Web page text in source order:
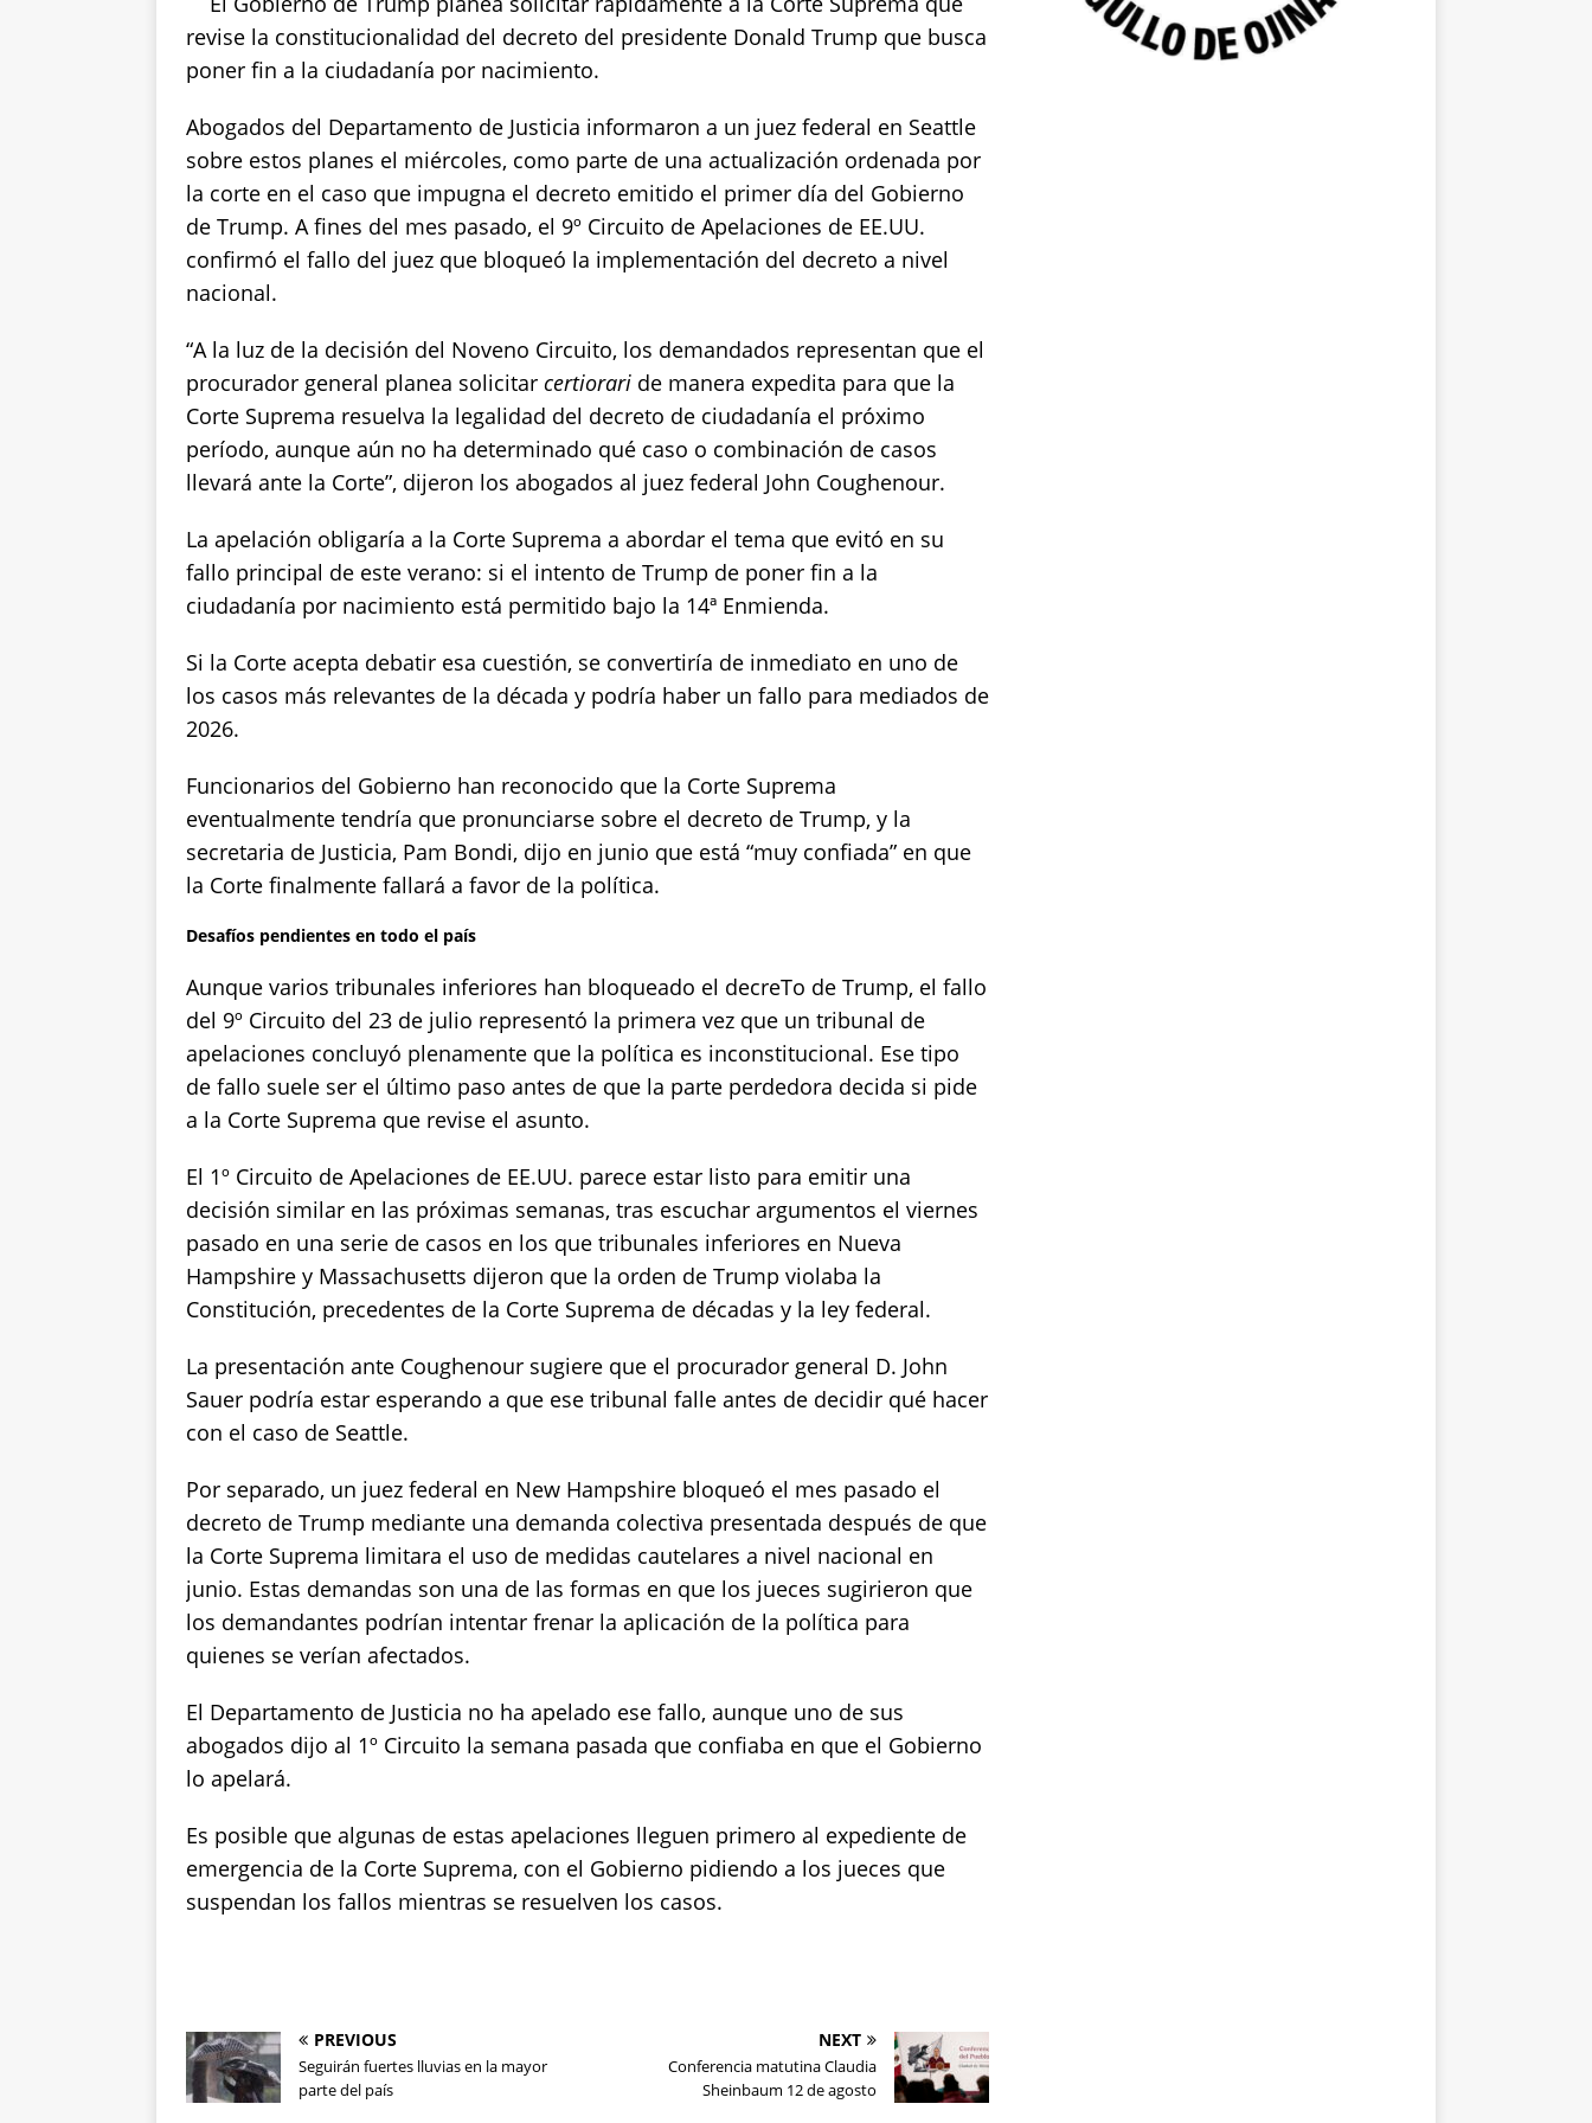
A
p
p
b
o
o
k
r Li
n
k
revise la constitucionalidad del decreto del presidente Donald Trump que busca
poner fin a la ciudadanía por nacimiento.
Abogados del Departamento de Justicia informaron a un juez federal en Seattle
sobre estos planes el miércoles, como parte de una actualización ordenada por
la corte en el caso que impugna el decreto emitido el primer día del Gobierno
de Trump. A fines del mes pasado, el 9º Circuito de Apelaciones de EE.UU.
confirmó el fallo del juez que bloqueó la implementación del decreto a nivel
nacional.
“A la luz de la decisión del Noveno Circuito, los demandados representan que el
procurador general planea solicitar certiorari de manera expedita para que la
Corte Suprema resuelva la legalidad del decreto de ciudadanía el próximo
período, aunque aún no ha determinado qué caso o combinación de casos
llevará ante la Corte”, dijeron los abogados al juez federal John Coughenour.
La apelación obligaría a la Corte Suprema a abordar el tema que evitó en su
fallo principal de este verano: si el intento de Trump de poner fin a la
ciudadanía por nacimiento está permitido bajo la 14ª Enmienda.
Si la Corte acepta debatir esa cuestión, se convertiría de inmediato en uno de
los casos más relevantes de la década y podría haber un fallo para mediados de
2026.
Funcionarios del Gobierno han reconocido que la Corte Suprema
eventualmente tendría que pronunciarse sobre el decreto de Trump, y la
secretaria de Justicia, Pam Bondi, dijo en junio que está “muy confiada” en que
la Corte finalmente fallará a favor de la política.
Desafíos pendientes en todo el país
Aunque varios tribunales inferiores han bloqueado el decreTo de Trump, el fallo
del 9º Circuito del 23 de julio representó la primera vez que un tribunal de
apelaciones concluyó plenamente que la política es inconstitucional. Ese tipo
de fallo suele ser el último paso antes de que la parte perdedora decida si pide
a la Corte Suprema que revise el asunto.
El 1º Circuito de Apelaciones de EE.UU. parece estar listo para emitir una
decisión similar en las próximas semanas, tras escuchar argumentos el viernes
pasado en una serie de casos en los que tribunales inferiores en Nueva
Hampshire y Massachusetts dijeron que la orden de Trump violaba la
Constitución, precedentes de la Corte Suprema de décadas y la ley federal.
La presentación ante Coughenour sugiere que el procurador general D. John
Sauer podría estar esperando a que ese tribunal falle antes de decidir qué hacer
con el caso de Seattle.
Por separado, un juez federal en New Hampshire bloqueó el mes pasado el
decreto de Trump mediante una demanda colectiva presentada después de que
la Corte Suprema limitara el uso de medidas cautelares a nivel nacional en
junio. Estas demandas son una de las formas en que los jueces sugirieron que
los demandantes podrían intentar frenar la aplicación de la política para
quienes se verían afectados.
El Departamento de Justicia no ha apelado ese fallo, aunque uno de sus
abogados dijo al 1º Circuito la semana pasada que confiaba en que el Gobierno
lo apelará.
Es posible que algunas de estas apelaciones lleguen primero al expediente de
emergencia de la Corte Suprema, con el Gobierno pidiendo a los jueces que
suspendan los fallos mientras se resuelven los casos.
PREVIOUS
Seguirán fuertes lluvias en la mayor
parte del país
NEXT
Conferencia matutina Claudia
Sheinbaum 12 de agosto